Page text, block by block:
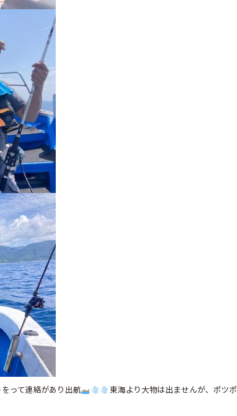
て連絡があり出航
東海より大物は出ませんが、ポツポ